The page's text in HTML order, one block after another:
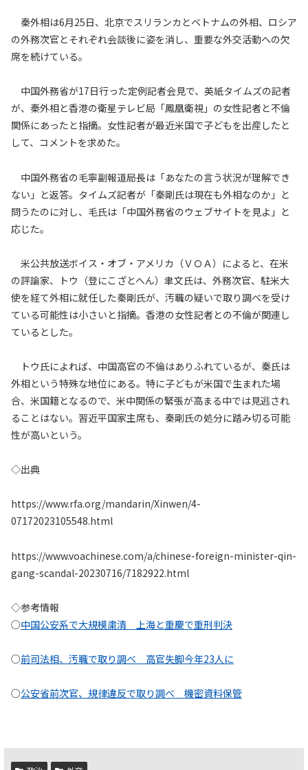
秦外相は6月25日、北京でスリランカとベトナムの外相、ロシア
の外務次官とそれぞれ会談後に姿を消し、重要な外交活動への欠
席を続けている。
中国外務省が17日行った定例記者会見で、英紙タイムズの記者
が、秦外相と香港の衛星テレビ局「鳳凰衛視」の女性記者と不倫
関係にあったと指摘。女性記者が最近米国で子どもを出産したと
して、コメントを求めた。
中国外務省の毛寧副報道局長は「あなたの言う状況が理解でき
ない」と返答。タイムズ記者が「秦剛氏は現在も外相なのか」と
問うたのに対し、毛氏は「中国外務省のウェブサイトを見よ」と
応じた。
米公共放送ボイス・オブ・アメリカ（ＶＯＡ）によると、在米
の評論家、トウ（登にこざとへん）聿文氏は、外務次官、駐米大
使を経て外相に就任した秦剛氏が、汚職の疑いで取り調べを受け
ている可能性は小さいと指摘。香港の女性記者との不倫が関連し
ているとした。
トウ氏によれば、中国高官の不倫はありふれているが、秦氏は
外相という特殊な地位にある。特に子どもが米国で生まれた場
合、米国籍となるので、米中関係の緊張が高まる中では見逃され
ることはない。習近平国家主席も、秦剛氏の処分に踏み切る可能
性が高いという。
◇出典
https://www.rfa.org/mandarin/Xinwen/4-
07172023105548.html
https://www.voachinese.com/a/chinese-foreign-minister-qin-
gang-scandal-20230716/7182922.html
◇参考情報
○中国公安系で大規模粛清 上海と重慶で重刑判決
○前司法相、汚職で取り調べ 高官失脚今年23人に
○公安省前次官、規律違反で取り調べ 機密資料保管